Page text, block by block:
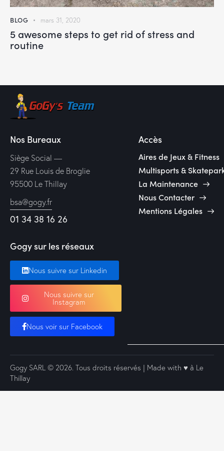
BLOG mars 31, 2020
5 awesome steps to get rid of stress and
routine
Nos Bureaux
Siège Social —
29 Rue Louis de Broglie
95500 Le Thillay
bsa@gogy.fr
01 34 38 16 26
Accès
Aires de Jeux & Fitness
Multisports &
La Maintenance
Nous Contacter
Mentions Légales
Gogy sur les réseaux
Nous suivre sur Linkedin
Nous suivre sur
Instagram
Nous voir sur Facebook
Gogy SARL © 2026. Tous droits réservés | Made with ♥️ à Le
Thillay